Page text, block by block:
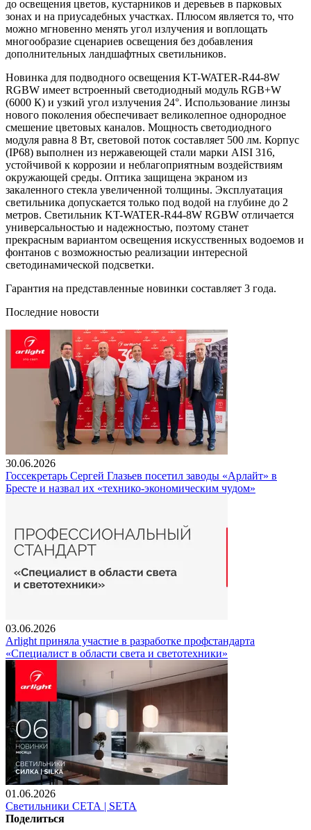
до освещения цветов, кустарников и деревьев в парковых
зонах и на приусадебных участках. Плюсом является то, что
можно мгновенно менять угол излучения и воплощать
многообразие сценариев освещения без добавления
дополнительных ландшафтных светильников.
Новинка для подводного освещения KT-WATER-R44-8W
RGBW имеет встроенный светодиодный модуль RGB+W
(6000 К) и узкий угол излучения 24°. Использование линзы
нового поколения обеспечивает великолепное однородное
смешение цветовых каналов. Мощность светодиодного
модуля равна 8 Вт, световой поток составляет 500 лм. Корпус
(IP68) выполнен из нержавеющей стали марки AISI 316,
устойчивой к коррозии и неблагоприятным воздействиям
окружающей среды. Оптика защищена экраном из
закаленного стекла увеличенной толщины. Эксплуатация
светильника допускается только под водой на глубине до 2
метров. Светильник KT-WATER-R44-8W RGBW отличается
универсальностью и надежностью, поэтому станет
прекрасным вариантом освещения искусственных водоемов и
фонтанов с возможностью реализации интересной
светодинамической подсветки.
Гарантия на представленные новинки составляет 3 года.
Последние новости
30.06.2026
Госсекретарь Сергей Глазьев посетил заводы «Арлайт» в
Бресте и назвал их «технико-экономическим чудом»
03.06.2026
Arlight приняла участие в разработке профстандарта
«Специалист в области света и светотехники»
01.06.2026
Светильники СЕТА | SETA
Поделиться